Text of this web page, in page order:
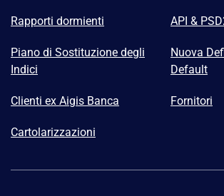
Rapporti dormienti API &
Piano di Sostituzione degli
Indici
Nuova
Default
Clienti ex Aigis Banca Fornitori
Cartolarizzazioni